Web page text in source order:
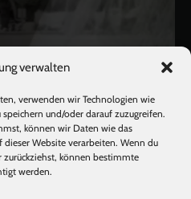
verwalten
verwenden wir Technologien wie
und/oder darauf zuzugreifen.
können wir Daten wie das
Website verarbeiten. Wenn du
können bestimmte
werden.
Auf Instagram folgen